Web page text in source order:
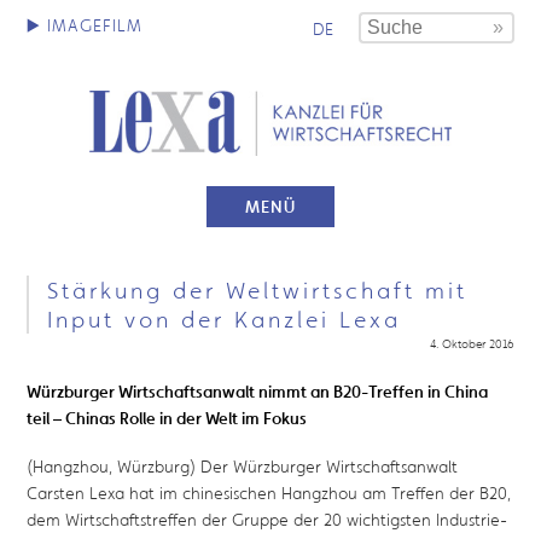
DE
MENÜ
Stärkung der Weltwirtschaft mit
Input von der Kanzlei Lexa
4. Oktober 2016
Würzburger Wirtschaftsanwalt nimmt an B20-Treffen in China
teil – Chinas Rolle in der Welt im Fokus
(Hangzhou, Würzburg) Der Würzburger Wirtschaftsanwalt
Carsten Lexa hat im chinesischen Hangzhou am Treffen der B20,
dem Wirtschaftstreffen der Gruppe der 20 wichtigsten Industrie-